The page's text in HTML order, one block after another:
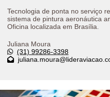
Tecnologia de ponta no serviço
sistema de pintura aeronáutica
Oficina localizada em Brasília.
Juliana Moura
(31) 99286-3398